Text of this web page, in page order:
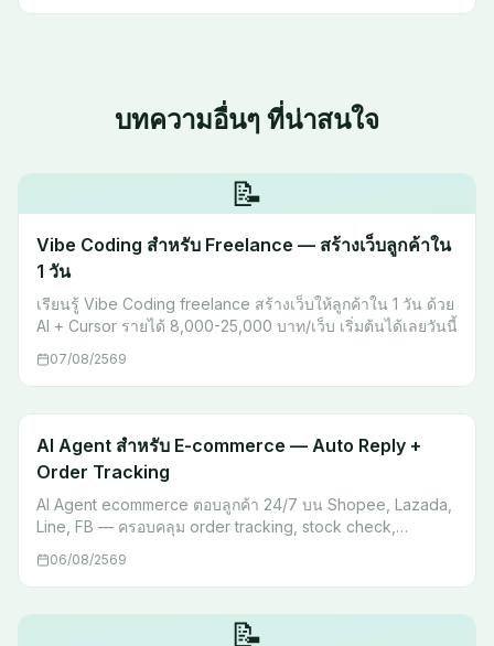
บทความอื่นๆ ที่น่าสนใจ
📝
Vibe Coding สำหรับ Freelance — สร้างเว็บลูกค้าใน
1 วัน
เรียนรู้ Vibe Coding freelance สร้างเว็บให้ลูกค้าใน 1 วัน ด้วย
AI + Cursor รายได้ 8,000-25,000 บาท/เว็บ เริ่มต้นได้เลยวันนี้
07/08/2569
AI Agent สำหรับ E-commerce — Auto Reply +
Order Tracking
AI Agent ecommerce ตอบลูกค้า 24/7 บน Shopee, Lazada,
Line, FB — ครอบคลุม order tracking, stock check,
06/08/2569
📝